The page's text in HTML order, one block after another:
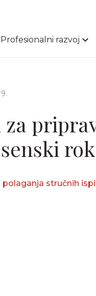
Profesionalni razvoj
rok
stručnih